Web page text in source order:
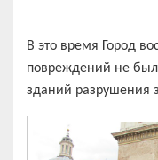
В это время Город
повреждений не
зданий разрушения